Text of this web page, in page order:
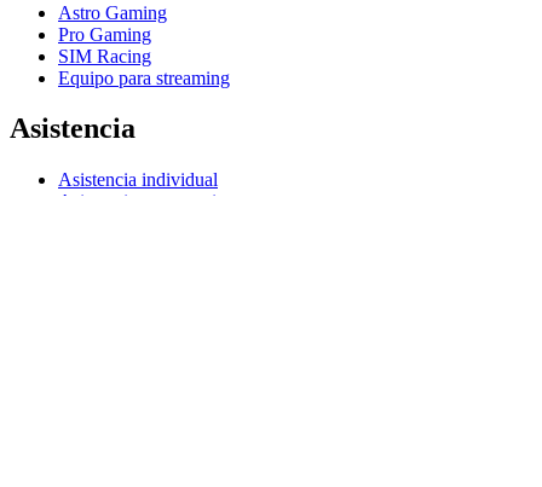
Astro Gaming
Pro Gaming
SIM Racing
Equipo para streaming
Asistencia
Asistencia individual
Asistencia para gaming